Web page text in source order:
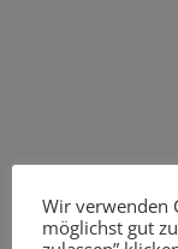
Wir verwenden
möglichst gut